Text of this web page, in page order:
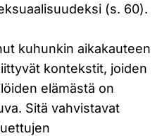
(s. 60).
kuhunkin aikakauteen
kontekstit, joiden
elämästä on
Sitä vahvistavat